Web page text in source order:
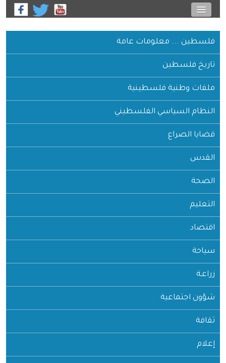
فلسطين ... معلومات عامة
تاريخ فلسطين
ملفات وطنية فلسطينية
النظام السياسي الفلسطيني
قضايا الصراع
القدس
الصحة
التعليم
اقتصاد
سياحة
زراعـة
شؤون اجتماعية
ثقافة
إعلام